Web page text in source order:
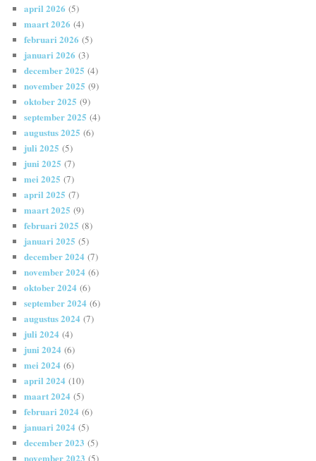
april 2026 (5)
maart 2026 (4)
februari 2026 (5)
januari 2026 (3)
december 2025 (4)
november 2025 (9)
oktober 2025 (9)
september 2025 (4)
augustus 2025 (6)
juli 2025 (5)
juni 2025 (7)
mei 2025 (7)
april 2025 (7)
maart 2025 (9)
februari 2025 (8)
januari 2025 (5)
december 2024 (7)
november 2024 (6)
oktober 2024 (6)
september 2024 (6)
augustus 2024 (7)
juli 2024 (4)
juni 2024 (6)
mei 2024 (6)
april 2024 (10)
maart 2024 (5)
februari 2024 (6)
januari 2024 (5)
december 2023 (5)
november 2023 (5)